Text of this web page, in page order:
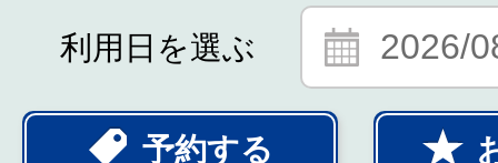
利用日を選ぶ 2026/
予約する